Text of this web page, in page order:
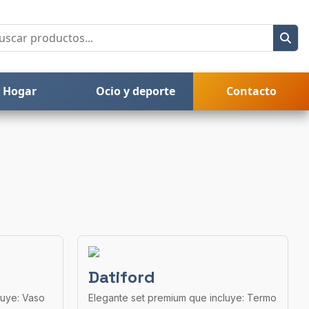
Hogar Ocio y deporte Contacto
Vaso
Datiford
Elegante set premium que incluye: Termo